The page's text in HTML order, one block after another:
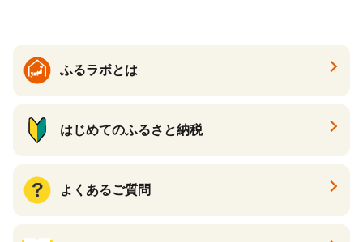
ふるラボとは
はじめてのふるさと納税
よくあるご質問